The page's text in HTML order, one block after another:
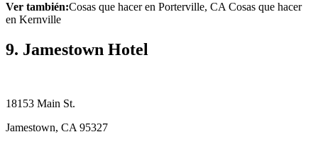
Ver también:Cosas que hacer en Porterville, CA Cosas que hacer
en Kernville
9. Jamestown Hotel
18153 Main St.
Jamestown, CA 95327